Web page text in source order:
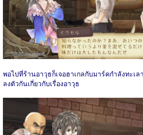
พอไปที่ร้านอาวุธก็เจอฮาเกลกับมาร์คกำลังทะเ
ลงตัวกันเกี่ยวกับเรื่องอาวุธ